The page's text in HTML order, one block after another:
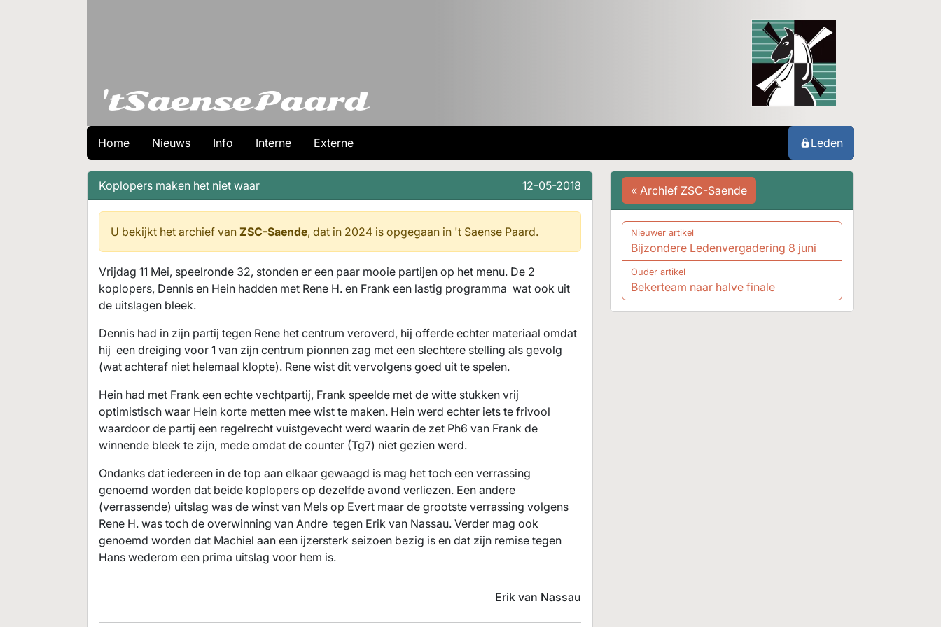
Home Nieuws Info Interne Externe Leden
Koplopers maken het niet waar 12-05-2018
U bekijkt het archief van ZSC-Saende, dat in 2024 is opgegaan in 't Saense Paard.
Vrijdag 11 Mei, speelronde 32, stonden er een paar mooie partijen op het menu. De 2
koplopers, Dennis en Hein hadden met Rene H. en Frank een lastig programma wat ook uit
de uitslagen bleek.
Dennis had in zijn partij tegen Rene het centrum veroverd, hij offerde echter materiaal omdat
hij een dreiging voor 1 van zijn centrum pionnen zag met een slechtere stelling als gevolg
(wat achteraf niet helemaal klopte). Rene wist dit vervolgens goed uit te spelen.
Hein had met Frank een echte vechtpartij, Frank speelde met de witte stukken vrij
optimistisch waar Hein korte metten mee wist te maken. Hein werd echter iets te frivool
waardoor de partij een regelrecht vuistgevecht werd waarin de zet Ph6 van Frank de
winnende bleek te zijn, mede omdat de counter (Tg7) niet gezien werd.
Ondanks dat iedereen in de top aan elkaar gewaagd is mag het toch een verrassing
genoemd worden dat beide koplopers op dezelfde avond verliezen. Een andere
(verrassende) uitslag was de winst van Mels op Evert maar de grootste verrassing volgens
Rene H. was toch de overwinning van Andre tegen Erik van Nassau. Verder mag ook
genoemd worden dat Machiel aan een ijzersterk seizoen bezig is en dat zijn remise tegen
Hans wederom een prima uitslag voor hem is.
Erik van Nassau
« Archief ZSC-Saende
Nieuwer artikel
Bijzondere Ledenvergadering 8 juni
Ouder artikel
Bekerteam naar halve finale